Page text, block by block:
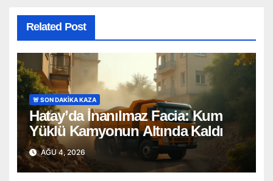
Related Post
🚨 SON DAKİKA KAZA
Hatay’da İnanılmaz Facia: Kum
Yüklü Kamyonun Altında Kaldı
AĞU 4, 2026